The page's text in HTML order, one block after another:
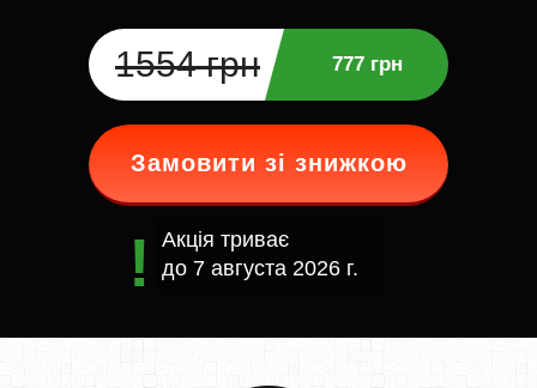
1554 грн 777 грн
Замовити зі знижкою
Акція триває
до 7 августа 2026 г.